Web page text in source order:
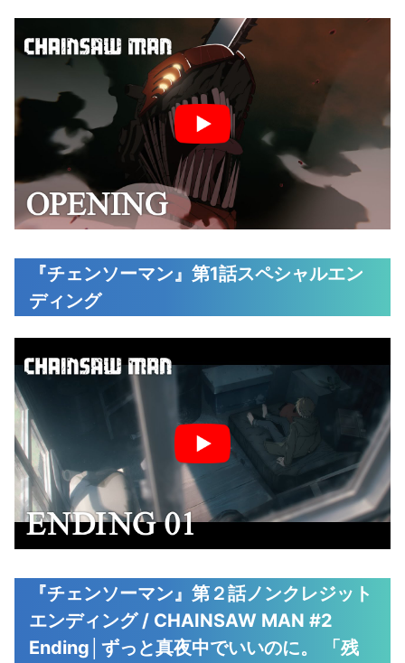
『チェンソーマン』第1話スペシャルエン
ディング
『チェンソーマン』第２話ノンクレジット
エンディング / CHAINSAW MAN #2
Ending│ずっと真夜中でいいのに。 「残